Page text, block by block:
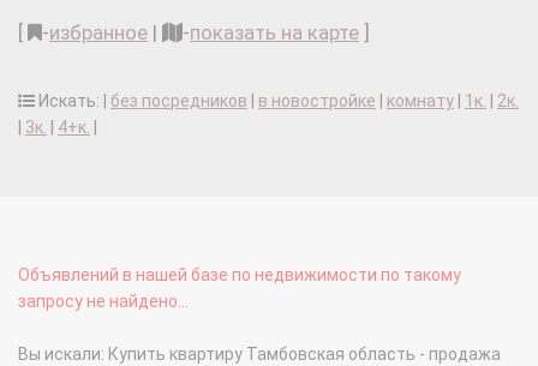
-избранное | -показать на карте
Искать: | без посредников в новостройке комнату 1к.
2к.
3к. 4+к.
Объявлений в нашей базе по недвижимости по такому
запросу не найдено...
Вы искали: Купить квартиру Тамбовская область - продажа